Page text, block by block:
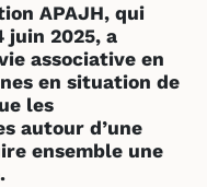
APAJH, qui
juin 2025, a
associative en
en situation de
les
autour d’une
ensemble une